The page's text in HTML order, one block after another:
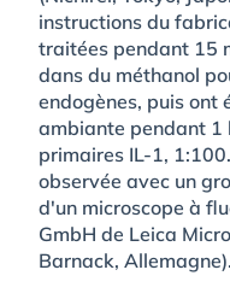
instructions du
traitées pendant 15
dans du méthanol
endogènes, puis ont
ambiante pendant 1
primaires IL-1,
observée avec un
d'un microscope à
GmbH de Leica
Barnack, Allemagne).